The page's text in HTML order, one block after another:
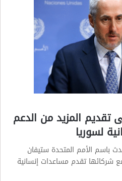
تقديم المزيد من الدعم
لسوريا
باسم الأمم المتحدة ستيفان
شركائها تقدم مساعدات إنسانية